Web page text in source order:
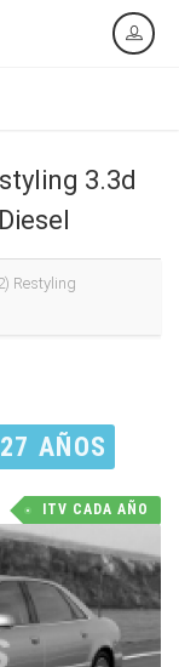
3.3d
Restyling
AÑOS
ITV CADA AÑO